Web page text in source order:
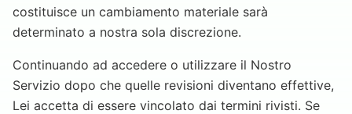
costituisce un cambiamento materiale sarà
determinato a nostra sola discrezione.
Continuando ad accedere o utilizzare il Nostro
Servizio dopo che quelle revisioni diventano effettive,
Lei accetta di essere vincolato dai termini rivisti. Se